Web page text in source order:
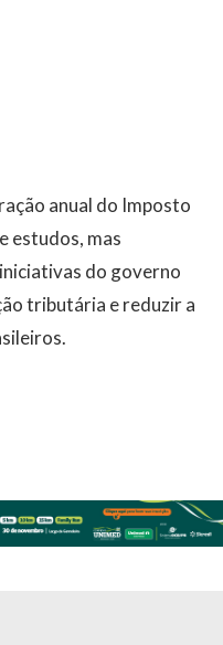
anual do Imposto
estudos, mas
do governo
tributária e reduzir a